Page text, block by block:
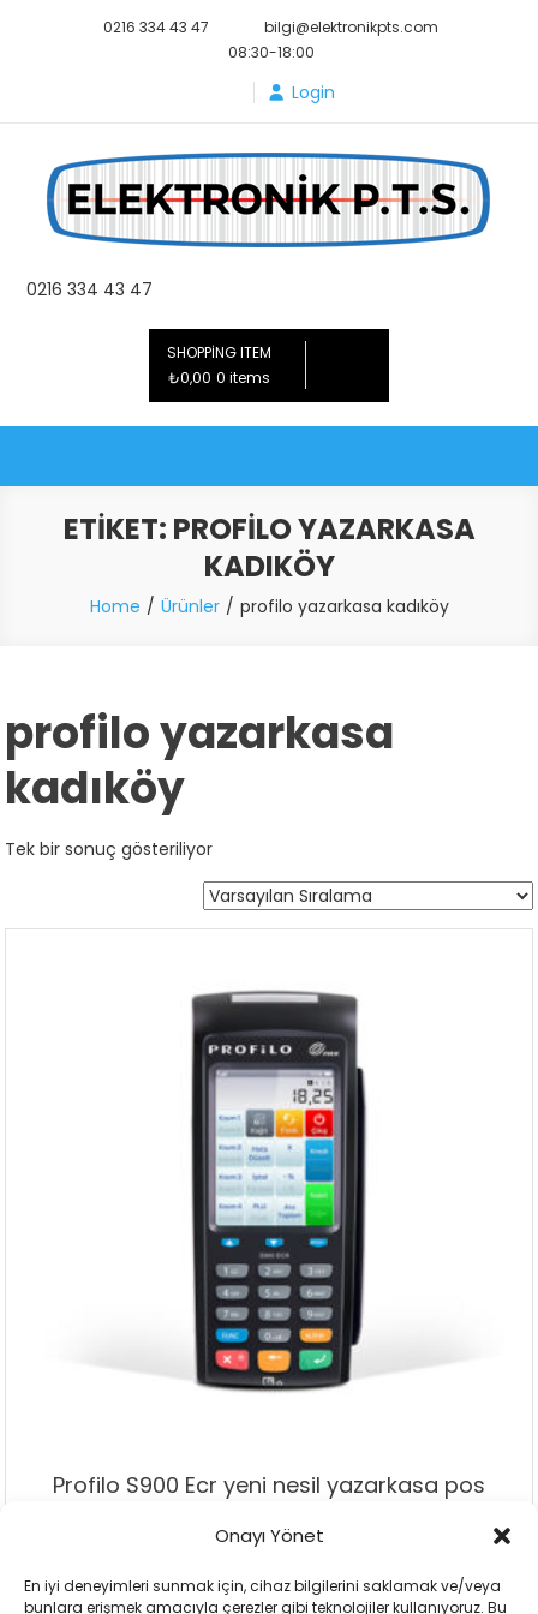
Onayı Yönet
En iyi deneyimleri sunmak için, cihaz bilgilerini saklamak ve/veya
bunlara erişmek amacıyla çerezler gibi teknolojiler kullanıyoruz. Bu
0216 334 43 47
bilgi@elektronikpts.com
08:30-18:00
Login
Elektronik PTS
0216 334 43 47
SHOPPING ITEM
₺0,00 0 items
ETIKET: PROFILO YAZARKASA
KADIKÖY
Home Ürünler profilo yazarkasa kadıköy
profilo yazarkasa
kadıköy
Tek bir sonuç gösteriliyor
Profilo S900 Ecr yeni nesil yazarkasa pos